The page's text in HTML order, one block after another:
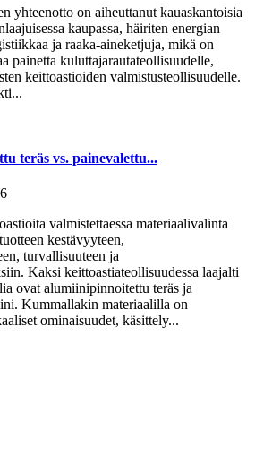
yhteenotto on aiheuttanut kauaskantoisia
kaupassa, häiriten energian
ja raaka-aineketjuja, mikä on
painetta kuluttajarautateollisuudelle,
keittoastioiden valmistusteollisuudelle.
teräs vs. painevalettu...
valmistettaessa materiaalivalinta
kestävyyteen,
turvallisuuteen ja
Kaksi keittoastiateollisuudessa laajalti
ovat alumiinipinnoitettu teräs ja
Kummallakin materiaalilla on
ominaisuudet, käsittely...